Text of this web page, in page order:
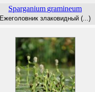
Sparganium gramineum
Ежеголовник злаковидный (...)